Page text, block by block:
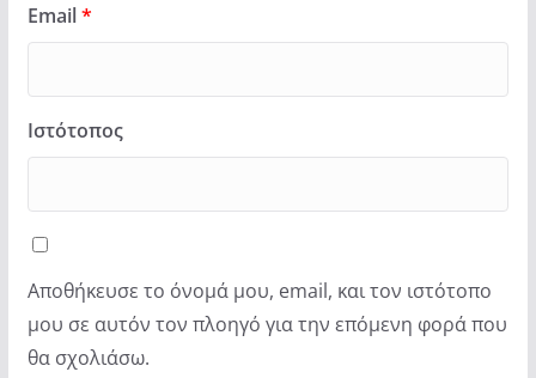
Email*
Ιστότοπος
Αποθήκευσε το όνομά μου, email, και τον ιστότοπο
μου σε αυτόν τον πλοηγό για την επόμενη φορά που
θα σχολιάσω.